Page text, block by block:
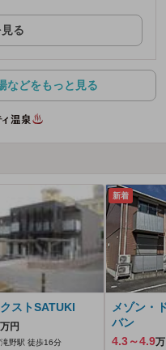
る
などをもっと見る
ストSATUKI
万円
野駅 徒歩16分
新着
メゾン・
バン
4.3～4.9